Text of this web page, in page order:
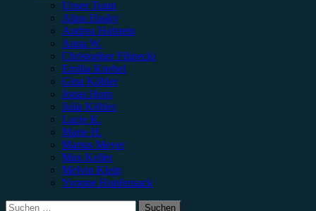
Unser Team
Alina Hasky
Andrea Holstein
Anna W.
Christopher Filipecki
Emilia Knebel
Gina Köhler
Jonas Horn
Julia Köhler
Lucie K.
Marie H.
Marius Meyer
Max Keller
Melvin Klein
Yvonne Hopfensack
Suchen